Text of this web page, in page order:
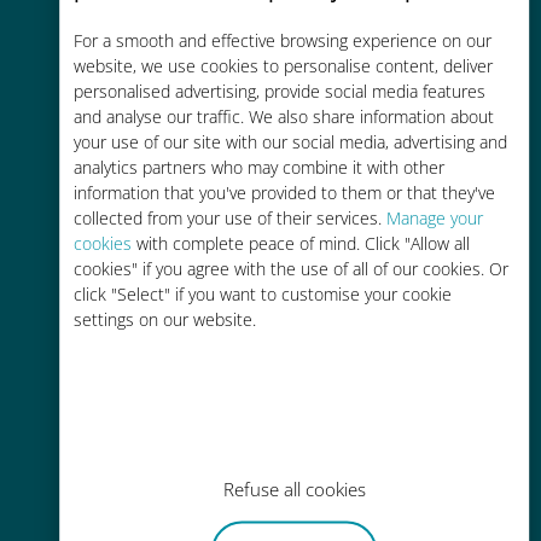
For a smooth and effective browsing experience on our
website, we use cookies to personalise content, deliver
personalised advertising, provide social media features
and analyse our traffic. We also share information about
your use of our site with our social media, advertising and
analytics partners who may combine it with other
information that you've provided to them or that they've
collected from your use of their services. Manage your
cookies with complete peace of mind. Click "Allow all
cookies" if you agree with the use of all of our cookies. Or
click "Select" if you want to customise your cookie
settings on our website.
Refuse all cookies
Économique
Jusqu'à 90 % moins cher que les
frais d'itinérance avec votre
opérateur habituel
Recharge facile